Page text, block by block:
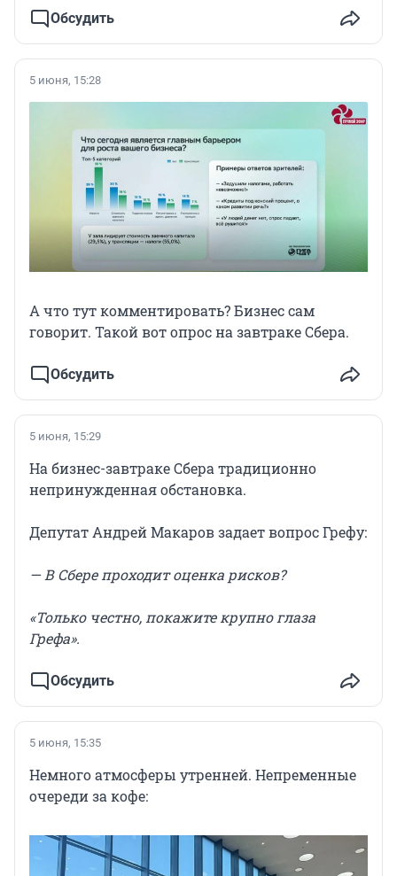
Обсудить
5 июня, 15:28
А что тут комментировать? Бизнес сам
говорит. Такой вот опрос на завтраке Сбера.
Обсудить
5 июня, 15:29
На бизнес-завтраке Сбера традиционно
непринужденная обстановка.
Депутат Андрей Макаров задает вопрос Грефу:
— В Сбере проходит оценка рисков?
«Только честно, покажите крупно глаза
Грефа».
Обсудить
5 июня, 15:35
Немного атмосферы утренней. Непременные
очереди за кофе: